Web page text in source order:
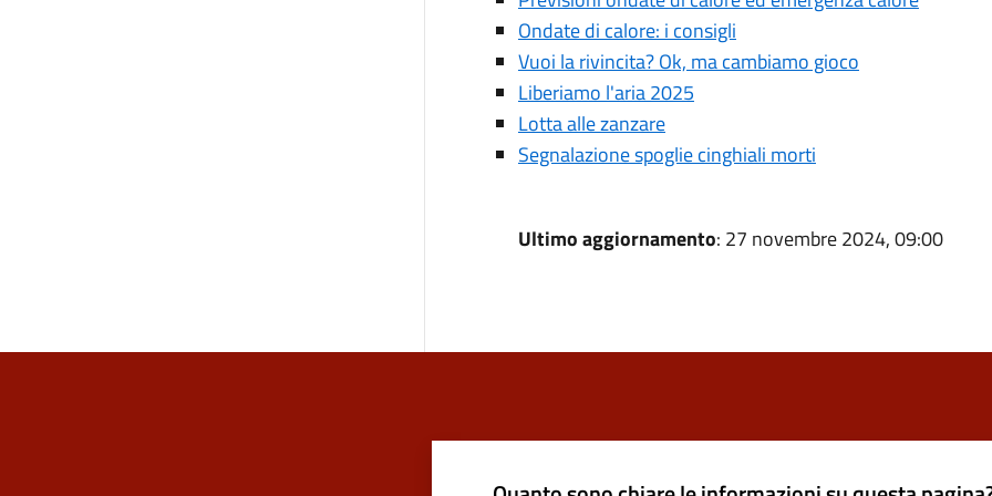
Ondate di calore: i consigli
Vuoi la rivincita? Ok, ma cambiamo gioco
Liberiamo l'aria 2025
Lotta alle zanzare
Segnalazione spoglie cinghiali morti
Ultimo aggiornamento: 27 novembre 2024, 09:00